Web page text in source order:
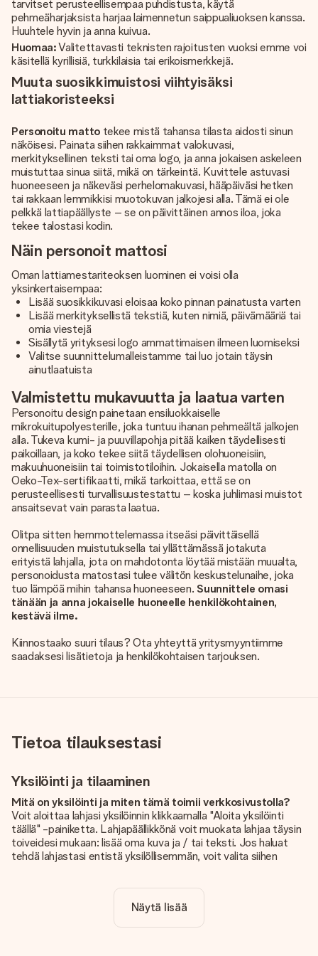
tarvitset perusteellisempaa puhdistusta, käytä
pehmeäharjaksista harjaa laimennetun saippualiuoksen kanssa.
Huuhtele hyvin ja anna kuivua.
Huomaa:Valitettavasti teknisten rajoitusten vuoksi emme voi
käsitellä kyrillisiä, turkkilaisia tai erikoismerkkejä.
Muuta suosikkimuistosi viihtyisäksi
lattiakoristeeksi
Personoitu mattotekee mistä tahansa tilasta aidosti sinun
näköisesi. Painata siihen rakkaimmat valokuvasi,
merkityksellinen teksti tai oma logo, ja anna jokaisen askeleen
muistuttaa sinua siitä, mikä on tärkeintä. Kuvittele astuvasi
huoneeseen ja näkeväsi perhelomakuvasi, hääpäiväsi hetken
tai rakkaan lemmikkisi muotokuvan jalkojesi alla. Tämä ei ole
pelkkä lattiapäällyste – se on päivittäinen annos iloa, joka
tekee talostasi kodin.
Näin personoit mattosi
Oman lattiamestariteoksen luominen ei voisi olla
yksinkertaisempaa:
Lisää suosikkikuvasi eloisaa koko pinnan painatusta varten
Lisää merkityksellistä tekstiä, kuten nimiä, päivämääriä tai
omia viestejä
Sisällytä yrityksesi logo ammattimaisen ilmeen luomiseksi
Valitse suunnittelumalleistamme tai luo jotain täysin
ainutlaatuista
Valmistettu mukavuutta ja laatua varten
Personoitu design painetaan ensiluokkaiselle
mikrokuitupolyesterille, joka tuntuu ihanan pehmeältä jalkojen
alla. Tukeva kumi- ja puuvillapohja pitää kaiken täydellisesti
paikoillaan, ja koko tekee siitä täydellisen olohuoneisiin,
makuuhuoneisiin tai toimistotiloihin. Jokaisella matolla on
Oeko-Tex-sertifikaatti, mikä tarkoittaa, että se on
perusteellisesti turvallisuustestattu – koska juhlimasi muistot
ansaitsevat vain parasta laatua.
Olitpa sitten hemmottelemassa itseäsi päivittäisellä
onnellisuuden muistutuksella tai yllättämässä jotakuta
erityistä lahjalla, jota on mahdotonta löytää mistään muualta,
personoidusta matostasi tulee välitön keskustelunaihe, joka
tuo lämpöä mihin tahansa huoneeseen.Suunnittele omasi
tänään ja anna jokaiselle huoneelle henkilökohtainen,
kestävä ilme.
Kiinnostaako suuri tilaus? Ota yhteyttä yritysmyyntiimme
saadaksesi lisätietoja ja henkilökohtaisen tarjouksen.
Tietoa tilauksestasi
Yksilöinti ja tilaaminen
Mitä on yksilöinti ja miten tämä toimii verkkosivustolla?
Voit aloittaa lahjasi yksilöinnin klikkaamalla "Aloita yksilöinti
täällä" -painiketta. Lahjapäällikkönä voit muokata lahjaa täysin
toiveidesi mukaan: lisää oma kuva ja / tai teksti. Jos haluat
tehdä lahjastasi entistä yksilöllisemmän, voit valita siihen
Sisältyykö yksilöinti hintaan?
Sivustolla näkyvä hinta sisältää lahjasi yksilöinnin. Hauskaa ja
Näytä lisää